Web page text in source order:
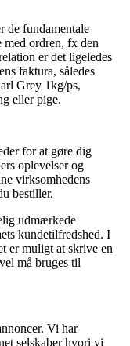
de fundamentale
ordren, fx den
er det ligeledes
faktura, således
Grey 1kg/ps,
eller pige.
for at gøre dig
oplevelser og
virksomhedens
bestiller.
udmærkede
kundetilfredshed. I
er muligt at skrive en
må bruges til
Vi har
selskaber hvori vi